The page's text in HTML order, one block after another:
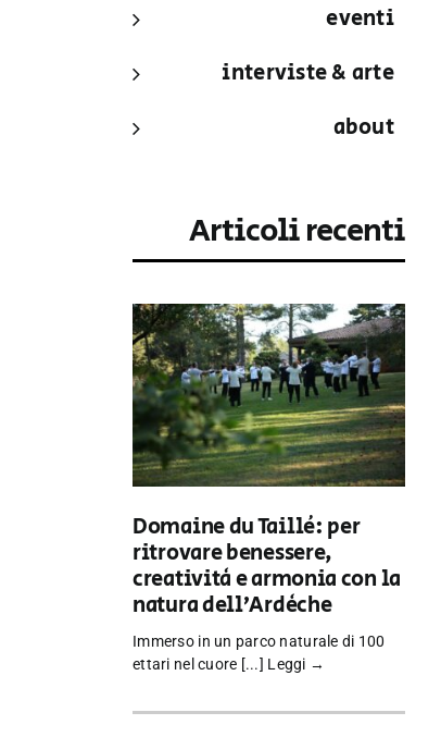
eventi
interviste & arte
about
Articoli recenti
Domaine du Taillé: per
ritrovare benessere,
creatività e armonia con la
natura dell’Ardèche
Immerso in un parco naturale di 100
ettari nel cuore [...] Leggi →